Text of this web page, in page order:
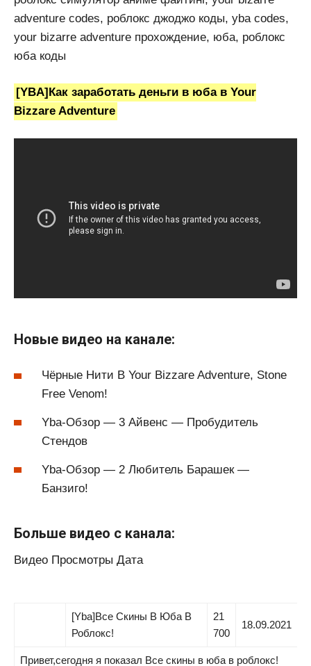
adventure codes, роблокс джоджо коды, yba codes,
your bizarre adventure прохождение, юба, роблокс
юба коды
[YBA]Как заработать деньги в юба в Your
Bizzare Adventure
Новые видео на канале:
Чёрные Нити В Your Bizzare Adventure, Stone
Free Venom!
Yba-Обзор — 3 Айвенс — Пробудитель
Стендов
Yba-Обзор — 2 Любитель Барашек —
Банзиго!
Больше видео с канала:
Видео Просмотры Дата
[Yba]Все Скины В Юба В
Роблокс!
21
700
18.09.2021
Привет,сегодня я показал Все скины в юба в роблокс!